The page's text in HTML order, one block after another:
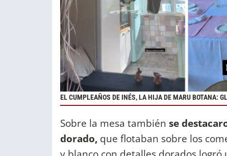
EL CUMPLEAÑOS DE INÉS, LA HIJA DE MARU BOTANA:
Sobre la mesa también se
dorado, que flotaban sobre los